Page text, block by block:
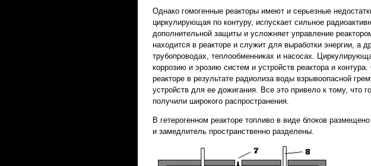
Однако гомогенные реакторы имеют и серьезные
циркулирующая по контуру, испускает сильное
дополнительной защиты и усложняет управление
находится в реакторе и служит для выработки энергии, а
трубопроводах, теплообменниках и насосах.
коррозию и эрозию систем и устройств реактора и
реакторе в результате радиолиза воды взрывоопасной
устройств для ее дожигания. Все это привело к тому, что
получили широкого распространения.
В гетерогенном реакторе топливо в виде блоков
и замедлитель пространственно разделены.